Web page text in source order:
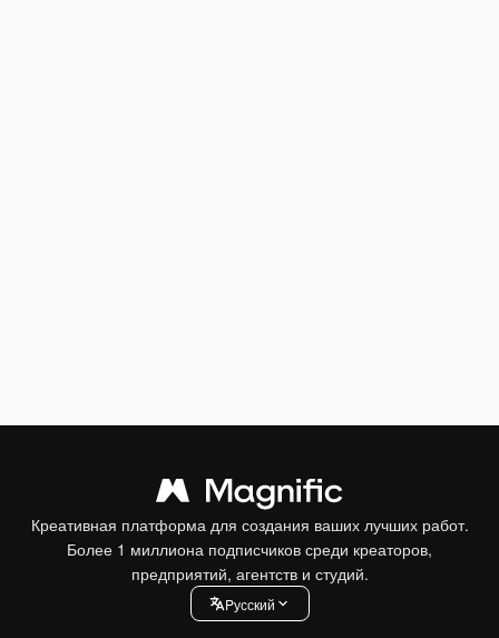
Креативная платформа для создания ваших лучших работ.
Более 1 миллиона подписчиков среди креаторов,
предприятий, агентств и студий.
Pусский